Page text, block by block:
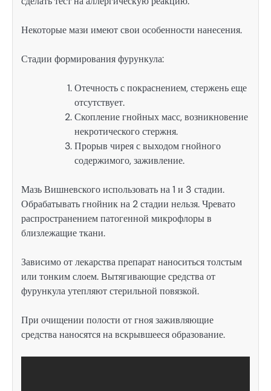
Некоторые мази имеют свои особенности нанесения.
Стадии формирования фурункула:
Отечность с покраснением, стержень еще
отсутствует.
Скопление гнойных масс, возникновение
некротического стержня.
Прорыв чирея с выходом гнойного
содержимого, заживление.
Мазь Вишневского использовать на 1 и 3 стадии.
Обрабатывать гнойник на 2 стадии нельзя. Чревато
распространением патогенной микрофлоры в
близлежащие ткани.
Зависимо от лекарства препарат наноситься толстым
или тонким слоем. Вытягивающие средства от
фурункула утепляют стерильной повязкой.
При очищении полости от гноя заживляющие
средства наносятся на вскрывшееся образование.